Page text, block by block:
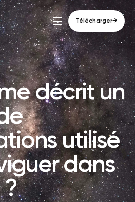
Télécharger→
décrit un
utilisé
dans
?